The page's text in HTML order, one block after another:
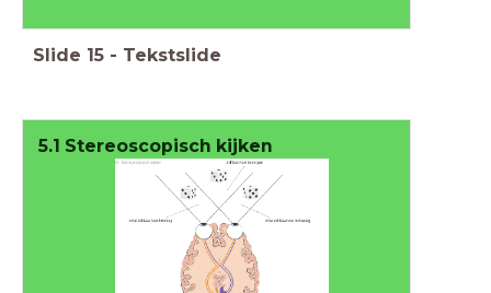
Slide 15 - Tekstslide
5.1 Stereoscopisch kijken